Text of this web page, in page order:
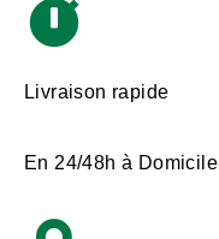
Livraison rapide
En 24/48h à